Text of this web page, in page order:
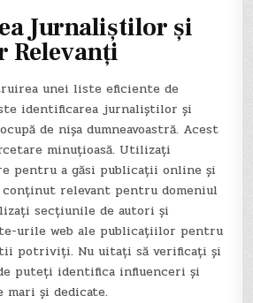
Jurnaliștilor și
Relevanți
unei liste eficiente de
identificarea jurnaliștilor și
de nișa dumneavoastră. Acest
minuțioasă. Utilizați
pentru a găsi publicații online și
relevant pentru domeniul
secțiunile de autori și
urile web ale publicațiilor pentru
potriviți. Nu uitați să verificați și
puteți identifica influenceri și
mari și dedicate.